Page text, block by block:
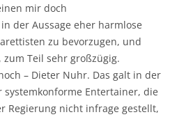
mir doch
der Aussage eher harmlose
zu bevorzugen, und
Teil sehr großzügig.
– Dieter Nuhr. Das galt in der
systemkonforme Entertainer, die
Regierung nicht infrage gestellt,